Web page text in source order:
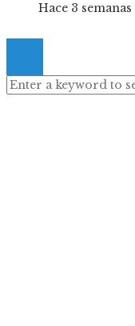
Hace 3 semanas